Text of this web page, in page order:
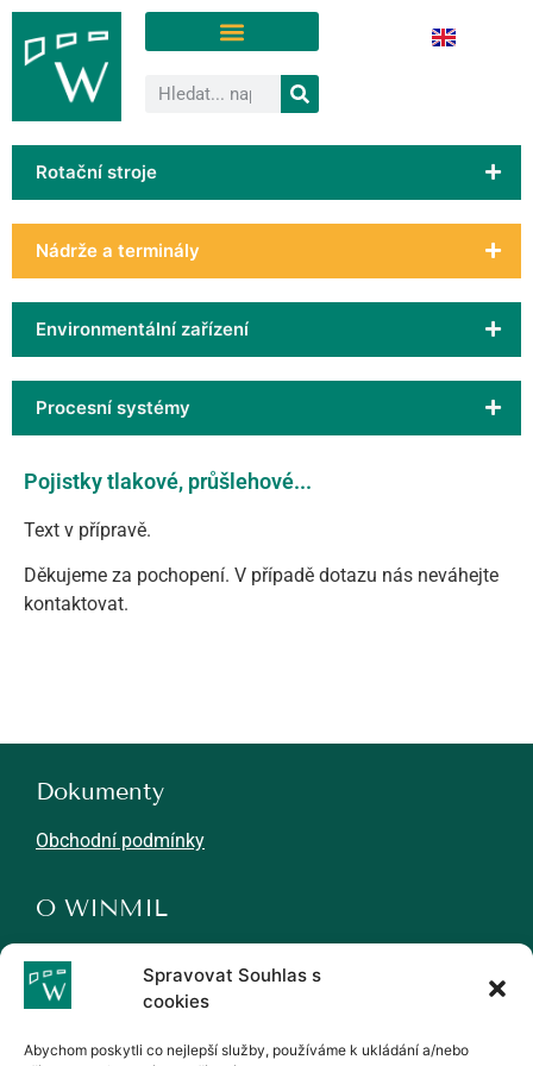
Spravovat Souhlas s
cookies
Abychom poskytli co nejlepší služby, používáme k ukládání a/nebo
Rotační stroje
Nádrže a terminály
Environmentální zařízení
Procesní systémy
Pojistky tlakové, průšlehové...
Text v přípravě.
Děkujeme za pochopení. V případě dotazu nás neváhejte
kontaktovat.
Dokumenty
Obchodní podmínky
O WINMIL
Novinky
Kariéra
Partneři